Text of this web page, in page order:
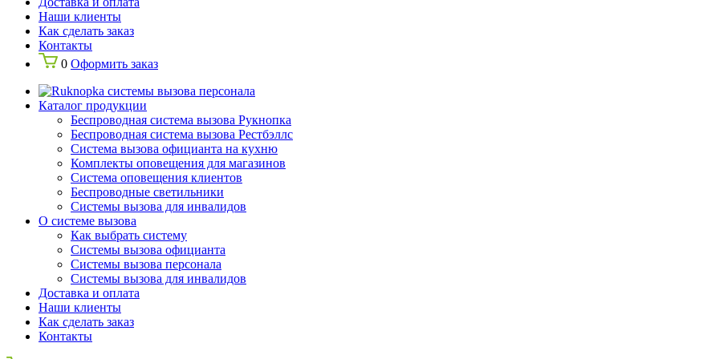
Наши клиенты
Как сделать заказ
Контакты
0 Оформить заказ
Каталог продукции
Беспроводная система вызова Рукнопка
Беспроводная система вызова Рестбэллс
Система вызова официанта на кухню
Комплекты оповещения для магазинов
Система оповещения клиентов
Беспроводные светильники
Системы вызова для инвалидов
О системе вызова
Как выбрать систему
Системы вызова официанта
Системы вызова персонала
Системы вызова для инвалидов
Доставка и оплата
Наши клиенты
Как сделать заказ
Контакты